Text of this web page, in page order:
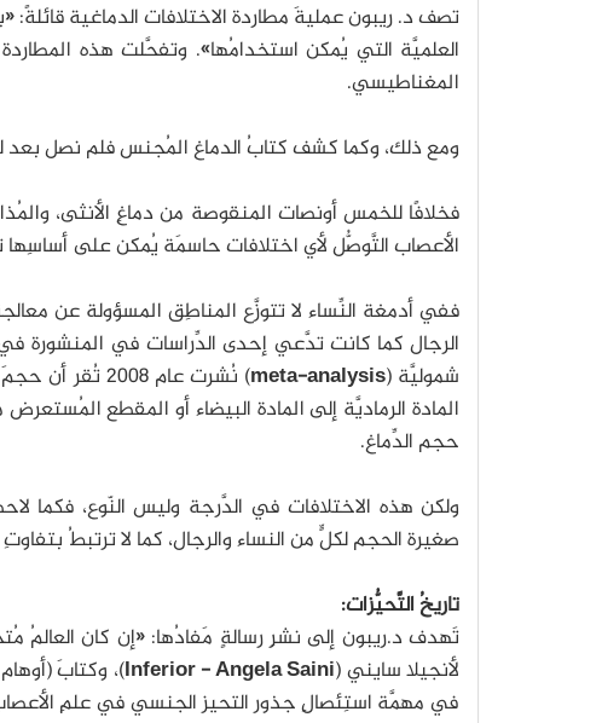
تصف د. ريبون عمليةَ مطاردة الاختلافات الدماغية قائلةً:
العلميَّة التي يُمكن استخدامُها». وتفحَّلت هذه المطاردة
المغناطيسي.
ومع ذلك، وكما كشف كتابُ الدماغ المُجنس فلم نصل بعد
فخلافًا للخمس أونصات المنقوصة من دماغِ الأنثى،
الأعصاب التَّوصُّل لأي اختلافات حاسمَة يُمكن على أساسِها
ففي أدمغة النِّساء لا تتوزَّع المناطِق المسؤولة عن
الرجال كما كانت تدَّعي إحدى الدِّراسات في المنشورة
شموليَّة (meta-analysis
) نُشرت عام
المادة الرماديَّة إلى المادة البيضاء أو المقطع
حجم الدِّماغ.
ولكن هذه الاختلافات في الدَّرجة وليس النّوع، فكما
صغيرة الحجم لكلٍّ من النساء والرجال، كما لا ترتبطُ
تاريخُ التَّحيُّزات:
تَهدف د.ريبون إلى نشرِ رسالةٍ مَفادُها: «إن كان العالمُ
لأنجيلا سايني (Inferior - Angela Saini)، وكتابَ
في مهمَّة استِئصالِ جذور التحيز الجنسي في علمِ